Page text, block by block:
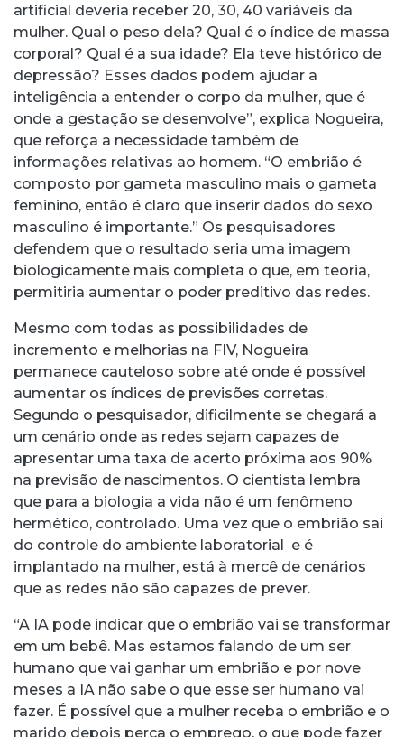
artificial deveria receber 20, 30, 40 variáveis da
mulher. Qual o peso dela? Qual é o índice de massa
corporal? Qual é a sua idade? Ela teve histórico de
depressão? Esses dados podem ajudar a
inteligência a entender o corpo da mulher, que é
onde a gestação se desenvolve”, explica Nogueira,
que reforça a necessidade também de
informações relativas ao homem. “O embrião é
composto por gameta masculino mais o gameta
feminino, então é claro que inserir dados do sexo
masculino é importante.” Os pesquisadores
defendem que o resultado seria uma imagem
biologicamente mais completa o que, em teoria,
permitiria aumentar o poder preditivo das redes.
Mesmo com todas as possibilidades de
incremento e melhorias na FIV, Nogueira
permanece cauteloso sobre até onde é possível
aumentar os índices de previsões corretas.
Segundo o pesquisador, dificilmente se chegará a
um cenário onde as redes sejam capazes de
apresentar uma taxa de acerto próxima aos 90%
na previsão de nascimentos. O cientista lembra
que para a biologia a vida não é um fenômeno
hermético, controlado. Uma vez que o embrião sai
do controle do ambiente laboratorial e é
implantado na mulher, está à mercê de cenários
que as redes não são capazes de prever.
“A IA pode indicar que o embrião vai se transformar
em um bebê. Mas estamos falando de um ser
humano que vai ganhar um embrião e por nove
meses a IA não sabe o que esse ser humano vai
fazer. É possível que a mulher receba o embrião e o
marido depois perca o emprego, o que pode fazer